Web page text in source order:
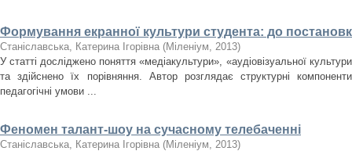
Формування екранної культури студента: до
Станіславська, Катерина Ігорівна (Міленіум, 2013)
У статті досліджено поняття «медіакультури», «аудіовізуальної
та здійснено їх порівняння. Автор розглядає структурні
педагогічні умови ...
Феномен талант-шоу на сучасному телебаченні
Станіславська, Катерина Ігорівна (Міленіум, 2013)